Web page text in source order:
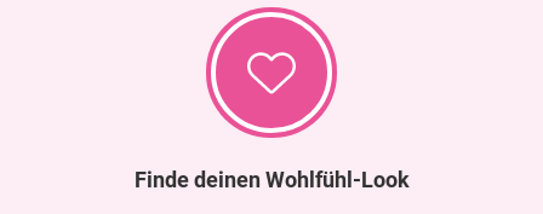
Finde deinen Wohlfühl-Look